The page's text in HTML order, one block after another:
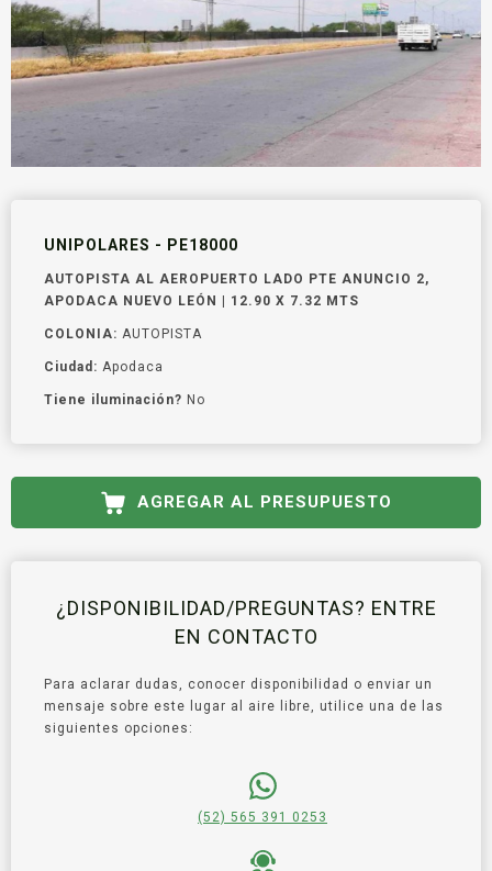
UNIPOLARES - PE18000
AUTOPISTA AL AEROPUERTO LADO PTE ANUNCIO 2,
APODACA NUEVO LEÓN | 12.90 X 7.32 MTS
COLONIA: AUTOPISTA
Ciudad: Apodaca
Tiene iluminación? No
AGREGAR AL PRESUPUESTO
¿DISPONIBILIDAD/PREGUNTAS? ENTRE
EN CONTACTO
Para aclarar dudas, conocer disponibilidad o enviar un
mensaje sobre este lugar al aire libre, utilice una de las
siguientes opciones:
(52) 565 391 0253